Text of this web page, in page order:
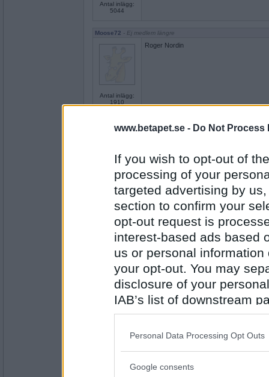
www.betapet.se - Do Not Process
If you wish to opt-out of
processing of your
targeted advertising by
section to confirm your
opt-out request is
interest-based ads based
us or personal
your opt-out. You may
disclosure of your
IAB’s list of downstream
also be disclosed by us
Downstream Participants
Please note that this
Personal Data Processing Opt Outs
Google consents
Antal inlägg:
5044
Moose72 - Ej medlem längre
Antal inlägg:
1910
Roger Nordin
Antal inlägg: 918
Antal inlägg: 108
Lady Gaga
LeodenAct
Antal inlägg: 140
Henrik Fexeus